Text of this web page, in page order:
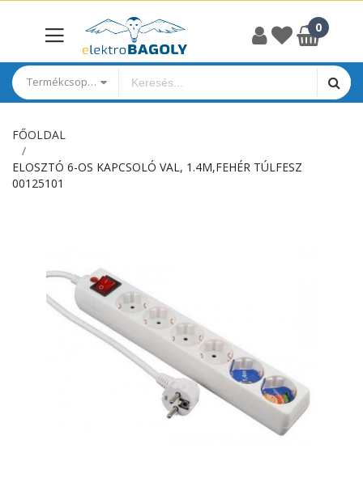
Termékcsoportok
FŐOLDAL
ELOSZTÓ 6-OS KAPCSOLÓ VAL, 1.4M,FEHÉR TÚLFESZ
00125101